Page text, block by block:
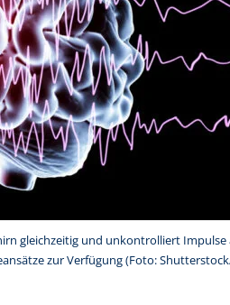
gleichzeitig und unkontrolliert Impulse
zur Verfügung (Foto: